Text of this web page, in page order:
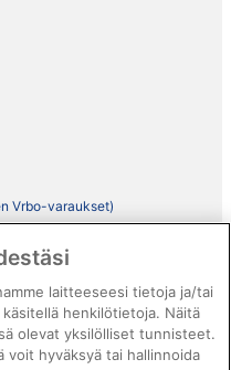
Vrbo-varaukset)
laitteeseesi tietoja ja/tai
henkilötietoja. Näitä
olevat yksilölliset tunnisteet.
voit hyväksyä tai hallinnoida